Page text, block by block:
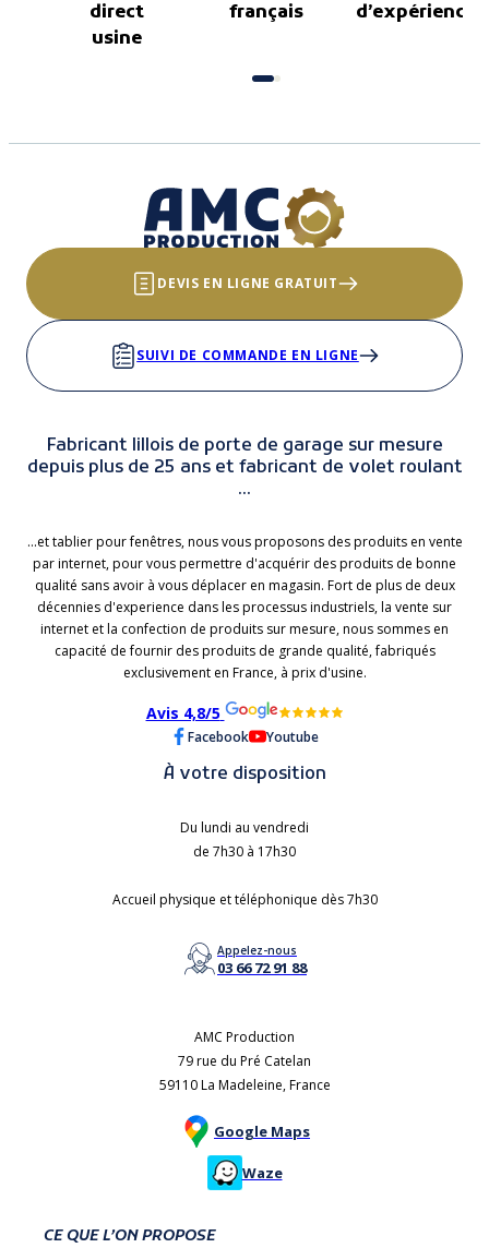
direct
usine
français
d’expérience
DEVIS EN LIGNE GRATUIT
SUIVI DE COMMANDE EN LIGNE
Fabricant lillois de porte de garage sur mesure
depuis plus de 25 ans et fabricant de volet roulant
...
...et tablier pour fenêtres, nous vous proposons des produits en vente
par internet, pour vous permettre d'acquérir des produits de bonne
qualité sans avoir à vous déplacer en magasin. Fort de plus de deux
décennies d'experience dans les processus industriels, la vente sur
internet et la confection de produits sur mesure, nous sommes en
capacité de fournir des produits de grande qualité, fabriqués
exclusivement en France, à prix d'usine.
Avis 4,8/5
Facebook Youtube
À votre disposition
Du lundi au vendredi
de 7h30 à 17h30
Accueil physique et téléphonique dès 7h30
Appelez-nous
03 66 72 91 88
AMC Production
79 rue du Pré Catelan
59110 La Madeleine, France
Google Maps
Waze
CE QUE L’ON PROPOSE